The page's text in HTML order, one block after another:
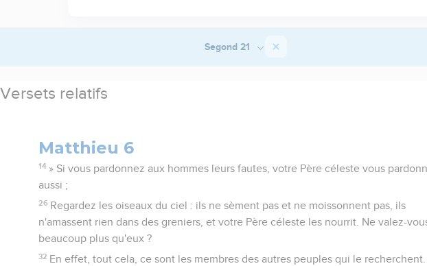
Segond 21
Versets relatifs
Matthieu 6
14 » Si vous pardonnez aux hommes leurs fautes, votre Père céleste vous
aussi ;
26 Regardez les oiseaux du ciel : ils ne sèment pas et ne moissonnent pas, ils
n'amassent rien dans des greniers, et votre Père céleste les nourrit. Ne valez-
beaucoup plus qu'eux ?
32 En effet, tout cela, ce sont les membres des autres peuples qui le recherchent.